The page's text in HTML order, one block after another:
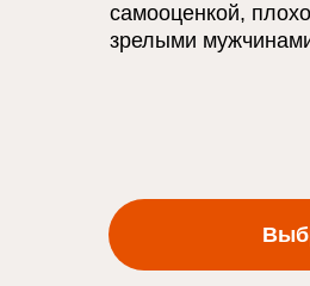
самооценкой,
зрелыми